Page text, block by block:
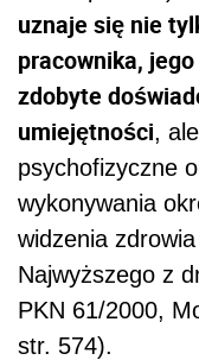
uznaje się nie
pracownika,
zdobyte
umiejętności,
psychofizyczne
wykonywania
widzenia
Najwyższego z
PKN 61/2000,
str. 574).